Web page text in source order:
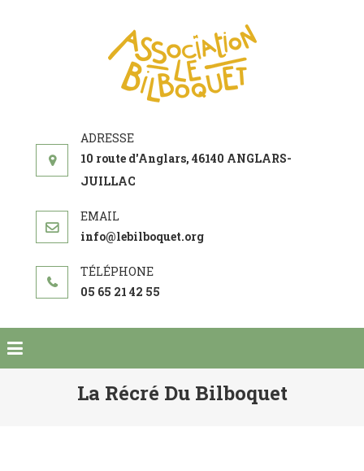
10 route d'Anglars, 46140 ANGLARS-
JUILLAC
info@lebilboquet.org
05 65 21 42 55
La Récré Du Bilboquet